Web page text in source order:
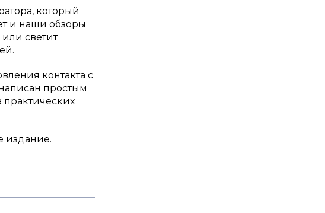
который
и наши обзоры
светит
контакта с
простым
издание.